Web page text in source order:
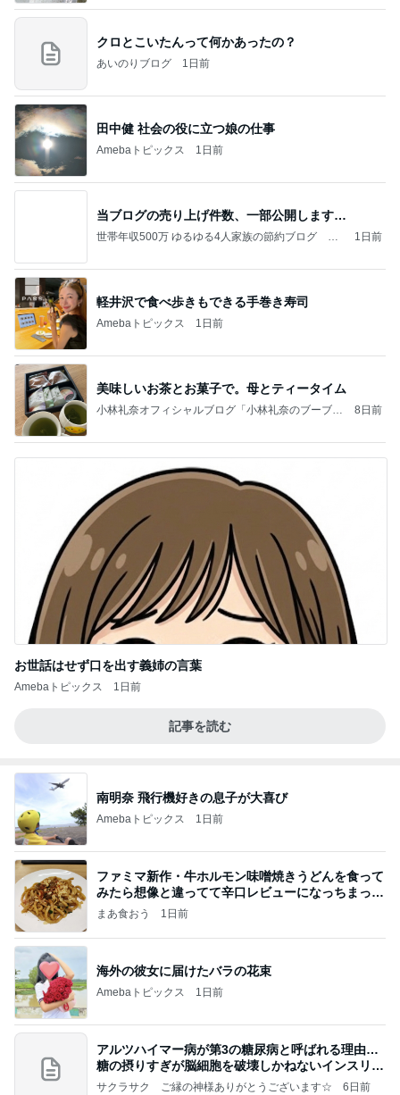
クロとこいたんって何かあったの？
あいのりブログ 1日前
田中健 社会の役に立つ娘の仕事
Amebaトピックス 1日前
当ブログの売り上げ件数、一部公開します…
世帯年収500万 ゆるゆる4人家族の節約ブログ 〜
1日前
軽井沢で食べ歩きもできる手巻き寿司
Amebaトピックス 1日前
美味しいお茶とお菓子で。母とティータイム
小林礼奈オフィシャルブログ「小林礼奈のブーブー
8日前
お世話はせず口を出す義姉の言葉
Amebaトピックス 1日前
記事を読む
南明奈 飛行機好きの息子が大喜び
Amebaトピックス 1日前
ファミマ新作・牛ホルモン味噌焼きうどんを食って
みたら想像と違ってて辛口レビューになっちまった
話
まあ食おう 1日前
海外の彼女に届けたバラの花束
Amebaトピックス 1日前
アルツハイマー病が第3の糖尿病と呼ばれる理由…
糖の摂りすぎが脳細胞を破壊しかねないインスリン
の恐
サクラサク ご縁の神様ありがとうございます☆ 6日前